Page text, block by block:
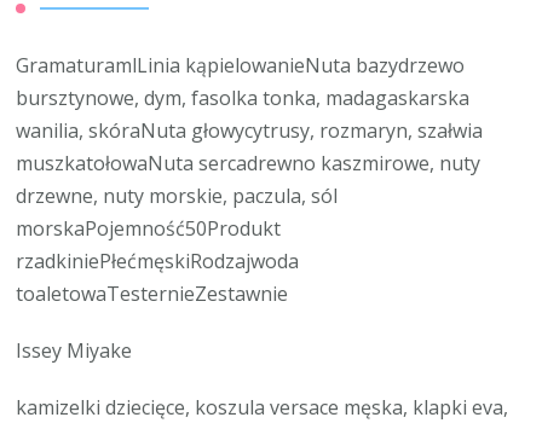
GramaturamlLinia kąpielowanieNuta bazydrzewo
bursztynowe, dym, fasolka tonka, madagaskarska
wanilia, skóraNuta głowycytrusy, rozmaryn, szałwia
muszkatołowaNuta sercadrewno kaszmirowe, nuty
drzewne, nuty morskie, paczula, sól
morskaPojemność50Produkt
rzadkiniePłećmęskiRodzajwoda
toaletowaTesternieZestawnie
Issey Miyake
kamizelki dziecięce, koszula versace męska, klapki eva,